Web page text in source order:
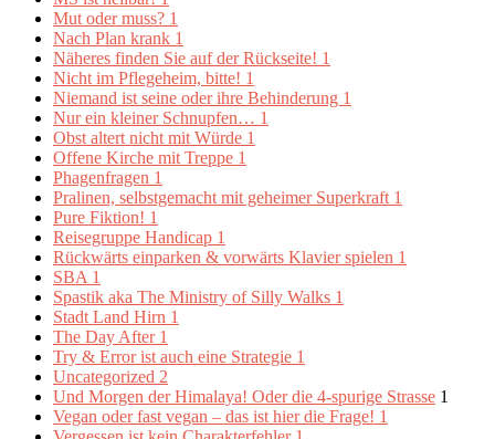
Mut oder muss? 1
Nach Plan krank 1
Näheres finden Sie auf der Rückseite! 1
Nicht im Pflegeheim, bitte! 1
Niemand ist seine oder ihre Behinderung 1
Nur ein kleiner Schnupfen… 1
Obst altert nicht mit Würde 1
Offene Kirche mit Treppe 1
Phagenfragen 1
Pralinen, selbstgemacht mit geheimer Superkraft 1
Pure Fiktion! 1
Reisegruppe Handicap 1
Rückwärts einparken & vorwärts Klavier spielen 1
SBA 1
Spastik aka The Ministry of Silly Walks 1
Stadt Land Hirn 1
The Day After 1
Try & Error ist auch eine Strategie 1
Uncategorized 2
Und Morgen der Himalaya! Oder die 4-spurige Strasse 1
Vegan oder fast vegan – das ist hier die Frage! 1